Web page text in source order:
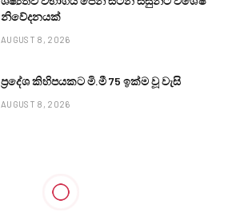
නිවේදනයක්
AUGUST 8, 2026
ප්‍රදේශ කිහිපයකට මි.මී 75 ඉක්ම වූ වැසි
AUGUST 8, 2026